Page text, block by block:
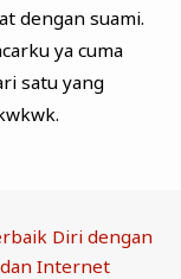
dengan suami.
ya cuma
satu yang
Diri dengan
Internet